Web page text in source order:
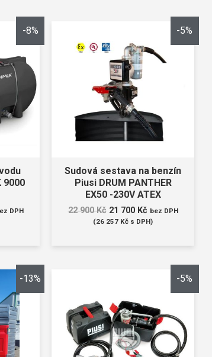
-8%
9000
DPH
-5%
Sudová sestava na benzín
Piusi DRUM PANTHER
EX50 -230V ATEX
22 900Kč 21 700 Kč bez DPH
(26 257 Kč s DPH)
-13% -5%